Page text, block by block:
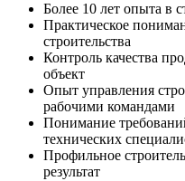
Более 10 лет опыта в
Практическое
строительства
Контроль качества
объект
Опыт управления
рабочими командами
Понимание
технических
Профильное
результат